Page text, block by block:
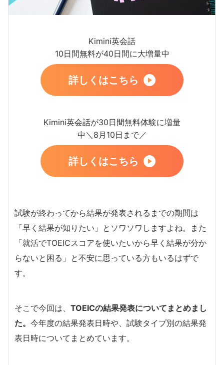
Kimini英会話
10日間無料が40日間に大増量中
詳しくはこちら
Kimini英会話が30日間無料体験に増量
中＼8月10日まで／
詳しくはこちら
試験が終わってから結果が発表されるまでの期間は
「早く結果が知りたい」とソワソワしますよね。また
「就活でTOEICスコアを使いたいから早く結果が分か
らないと困る」と不安に思っている方もいるはずで
す。
そこで今回は、 TOEICの結果発表についてまとめまし
た。 今年度の結果発表日時や、試験タイプ別の結果発
表日時についてまとめています。